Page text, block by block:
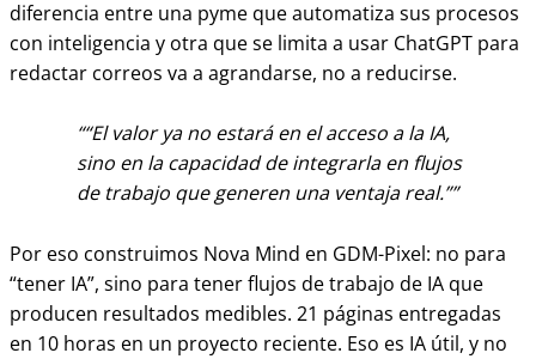
diferencia entre una pyme que automatiza sus procesos
con inteligencia y otra que se limita a usar ChatGPT para
redactar correos va a agrandarse, no a reducirse.
“El valor ya no estará en el acceso a la IA,
sino en la capacidad de integrarla en flujos
de trabajo que generen una ventaja real.”
Por eso construimos Nova Mind en GDM-Pixel: no para
“tener IA”, sino para tener flujos de trabajo de IA que
producen resultados medibles. 21 páginas entregadas
en 10 horas en un proyecto reciente. Eso es IA útil, y no